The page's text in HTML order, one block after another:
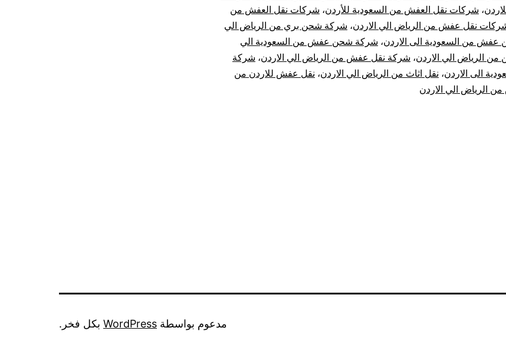
من
الرياض
للأردن
، شركات نقل العفش من السعودية للأردن، شركات نقل العفش من
نقل عفش من الرياض الي الاردن، شركة شحن بري من الرياض الي
من السعودية الى الاردن، شركة شحن عفش من السعودية الي
الرياض الي الاردن، شركة نقل عفش من الرياض الي الاردن، شركة
الى الاردن، نقل اثاث من الرياض الي الاردن، نقل عفش للاردن من
الرياض الي الاردن
مدعوم بواسطة WordPress بكل فخر.